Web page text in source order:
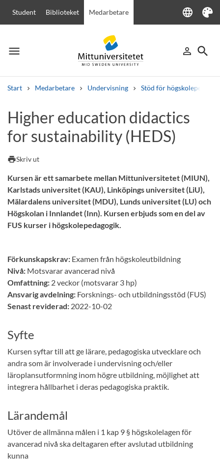
Student Biblioteket Medarbetare language
Language
Tema
menu
Meny person_outline
Logga in
search
Sök
Start Medarbetare Undervisning Stöd för
Andra söktjänster
Kurser och programKursplaner Välkomstbrev Personal
Higher education didactics
for sustainability (HEDS)
printSkriv ut
Kursen är ett samarbete mellan Mittuniversitetet (MIUN),
Karlstads universitet (KAU), Linköpings universitet (LiU),
Mälardalens universitet (MDU), Lunds universitet (LU) och
Högskolan i Innlandet (Inn). Kursen erbjuds som en del av
FUS kurser i högskolepedagogik.
Förkunskapskrav: Examen från högskoleutbildning
Nivå: Motsvarar avancerad nivå
Omfattning: 2 veckor (motsvarar 3 hp)
Ansvarig avdelning: Forsknings- och utbildningsstöd (FUS)
Senast reviderad: 2022-10-02
Syfte
Kursen syftar till att ge lärare, pedagogiska utvecklare och
andra som är involverade i undervisning och/eller
läroplansutformning inom högre utbildning, möjlighet att
integrera hållbarhet i deras pedagogiska praktik.
Lärandemål
Utöver de allmänna målen i 1 kap 9 § högskolelagen för
avancerad nivå ska deltagaren efter avslutad utbildning
kunna